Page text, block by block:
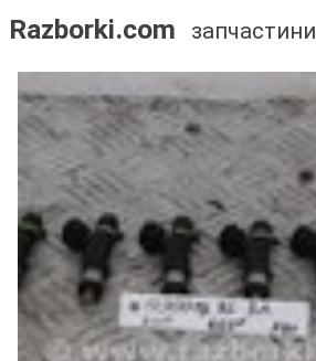
Razborki.com запчастини